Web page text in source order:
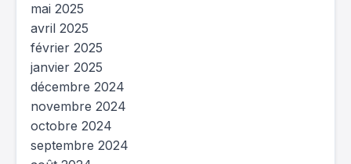
mai 2025
avril 2025
février 2025
janvier 2025
décembre 2024
novembre 2024
octobre 2024
septembre 2024